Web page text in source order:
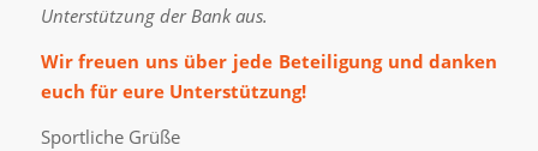
Unterstützung der Bank aus.
Wir freuen uns über jede Beteiligung und danken
euch für eure Unterstützung!
Sportliche Grüße